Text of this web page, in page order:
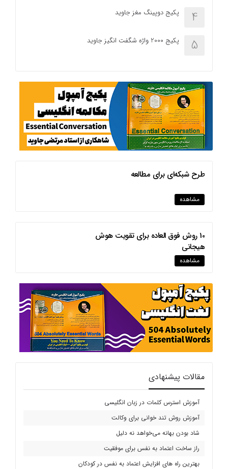
4 پکیج دوپینگ مغز جاوید
5 پکیج 2000 واژه شگفت انگیز جاوید
طرح شبکه‌ای برای مطالعه
مشاهده
10 روش فوق العاده برای تقویت هوش
هیجانی
مشاهده
مقالات پیشنهادی
آموزش استرس کلمات در زبان انگلیسی
آموزش روش تند خوانی برای وکالت
شاد بودن بهانه می‌خواهد نه دلیل
راز ساخت اعتماد به نفس برای موفقیت
بهترین راه های افزایش اعتماد به نفس در کودکان